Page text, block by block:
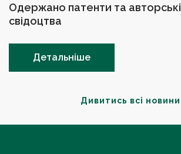
Дивитись всі новини
Одержано патенти та авторські
свідоцтва
Детальніше